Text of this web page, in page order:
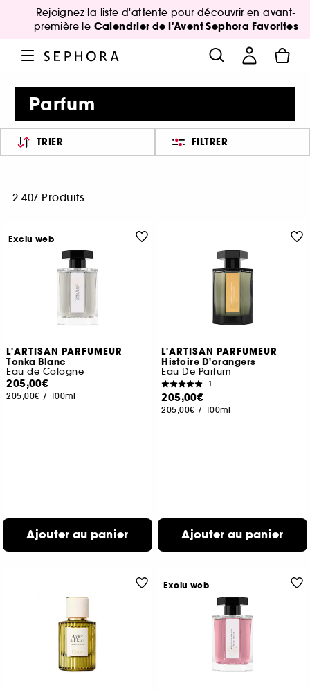
Rejoignez la liste d'attente pour découvrir en avant-
première le Calendrier de l'Avent Sephora Favorites
Parfum
TRIER FILTRER
2 407 Produits
L'ARTISAN PARFUMEUR
Tonka Blanc
Eau de Cologne
205,00€
205,00€ / 100ml
Ajouter au panier
Exclu web
L'ARTISAN PARFUMEUR
Histoire D'orangers
Eau De Parfum
1
205,00€
205,00€ / 100ml
Ajouter au panier
Exclu web